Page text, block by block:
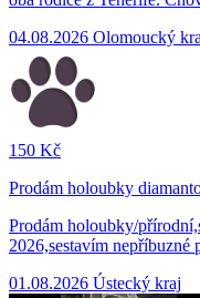
04.08.2026 Olomoucký
150 Kč
Prodám holoubky
Prodám holoubky/
2026,sestavím nepříbuzné
01.08.2026 Ústecký kraj